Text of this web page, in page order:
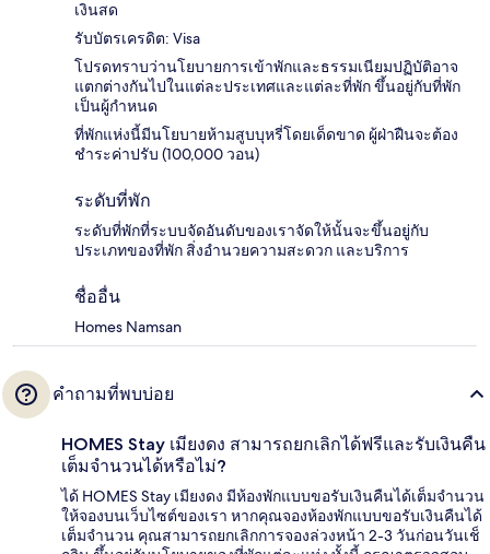
เงินสด
รับบัตรเครดิต: Visa
โปรดทราบว่านโยบายการเข้าพักและธรรมเนียมปฏิบัติอาจ
แตกต่างกันไปในแต่ละประเทศและแต่ละที่พัก ขึ้นอยู่กับที่พัก
เป็นผู้กำหนด
ที่พักแห่งนี้มีนโยบายห้ามสูบบุหรี่โดยเด็ดขาด ผู้ฝ่าฝืนจะต้อง
ชำระค่าปรับ (100,000 วอน)
ระดับที่พัก
ระดับที่พักที่ระบบจัดอันดับของเราจัดให้นั้นจะขึ้นอยู่กับ
ประเภทของที่พัก สิ่งอำนวยความสะดวก และบริการ
ชื่ออื่น
Homes Namsan
คำถามที่พบบ่อย
HOMES Stay เมียงดง สามารถยกเลิกได้ฟรีและรับเงินคืน
เต็มจำนวนได้หรือไม่?
ได้ HOMES Stay เมียงดง มีห้องพักแบบขอรับเงินคืนได้เต็มจำนวน
ให้จองบนเว็บไซต์ของเรา หากคุณจองห้องพักแบบขอรับเงินคืนได้
เต็มจำนวน คุณสามารถยกเลิกการจองล่วงหน้า 2-3 วันก่อนวันเช็